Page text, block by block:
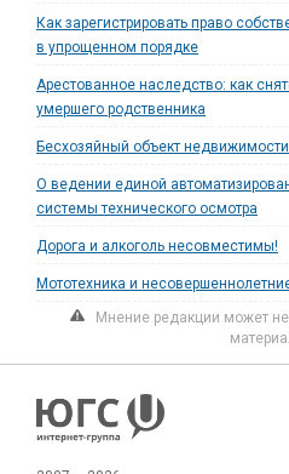
Как зарегистрировать право
в упрощенном порядке
Арестованное наследство: как
умершего родственника
Бесхозяйный объект
О ведении единой
системы технического осмотра
Дорога и алкоголь несовместимы!
Мототехника и
Мнение редакции может